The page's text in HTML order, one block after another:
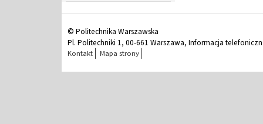
© Politechnika Warszawska
Pl. Politechniki 1, 00-661 Warszawa, Informacja
Kontakt Mapa strony